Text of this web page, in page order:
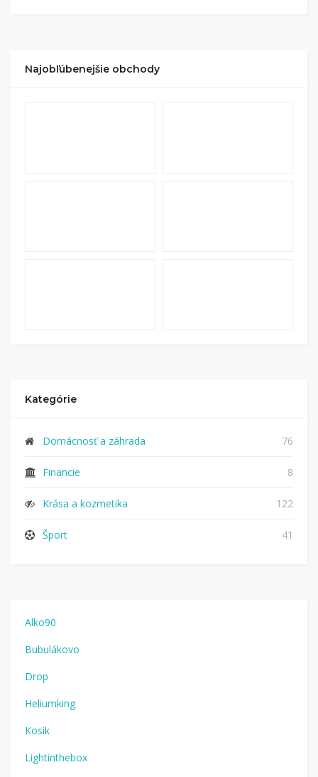
Najobľúbenejšie obchody
Kategórie
Domácnosť a záhrada 76
Financie 8
Krása a kozmetika 122
Šport 41
Alko90
Bubulákovo
Drop
Heliumking
Kosik
Lightinthebox